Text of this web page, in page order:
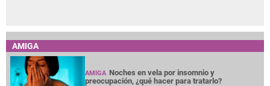
AMIGA
AMIGA Noches en vela por insomnio y
preocupación, ¿qué hacer para tratarlo?